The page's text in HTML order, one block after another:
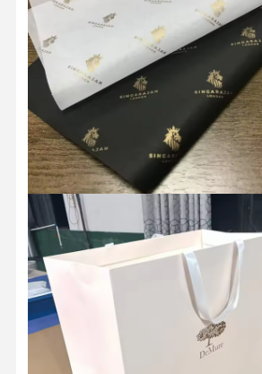
المنتجات